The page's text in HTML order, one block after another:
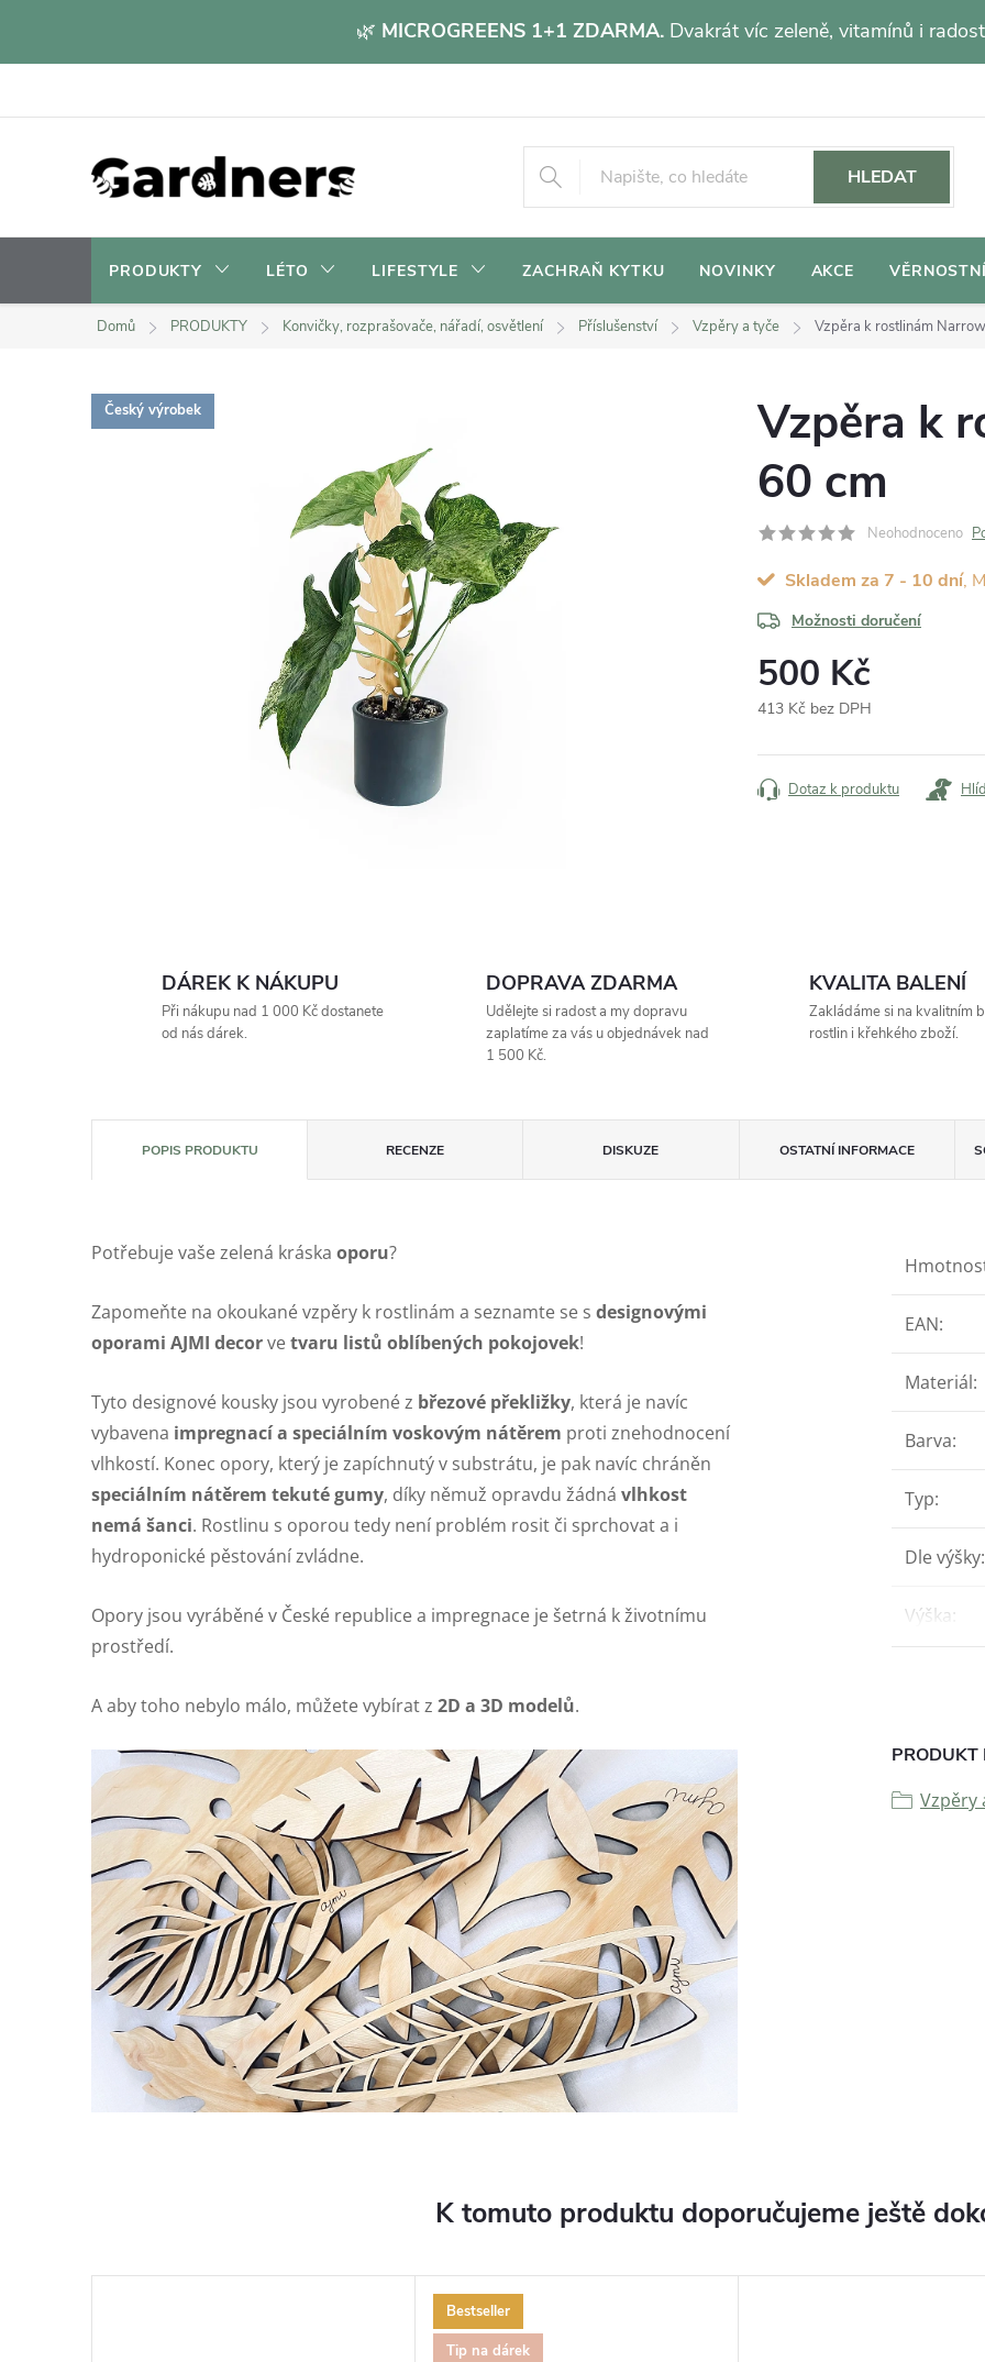
🌿 MICROGREENS 1+1 ZDARMA. Dvakrát víc zeleně, vitamínů i
HLEDAT
PRODUKTY LÉTO LIFESTYLE ZACHRAŇ KYTKU NOVINKY AKCE
Domů PRODUKTY Konvičky, rozprašovače, nářadí, osvětlení Příslušenství Vzpěry a tyče Vzpěra k rostlinám
Český výrobek
Vzpěra k
60 cm
Neohodnoceno
Skladem za 7 - 10 dní
Možnosti doručení
500 Kč
413 Kč bez DPH
cena:
Dotaz k produktu
DÁREK K NÁKUPU
Při nákupu nad 1 000 Kč dostanete
od nás dárek.
DOPRAVA ZDARMA
Udělejte si radost a my dopravu
zaplatíme za vás u objednávek nad
1 500 Kč.
KVALITA BALENÍ
Zakládáme si na kvalitním
rostlin i křehkého zboží.
POPIS PRODUKTU RECENZE DISKUZE OSTATNÍ INFORMACE
Potřebuje vaše zelená kráska oporu?
Zapomeňte na okoukané vzpěry k rostlinám a seznamte se s designovými
oporami AJMI decorvetvaru listů oblíbených pokojovek!
Tyto designové kousky jsou vyrobené z březové překližky, která je navíc
vybavena impregnací a speciálním voskovým nátěrem proti znehodnocení
vlhkostí. Konec opory, který je zapíchnutý v substrátu, je pak navíc chráněn
speciálním nátěrem tekuté gumy, díky němuž opravdu žádná vlhkost
nemá šanci. Rostlinu s oporou tedy není problém rosit či sprchovat a i
hydroponické pěstování zvládne.
Opory jsou vyráběné v České republice a impregnace je šetrná k životnímu
prostředí.
A aby toho nebylo málo, můžete vybírat z 2D a 3D modelů.
EAN:
Materiál:
Barva:
Typ:
Dle výšky:
Výška:
PRODUKT
Vzpěry
K tomuto produktu doporučujeme ještě
Bestseller
Tip na dárek